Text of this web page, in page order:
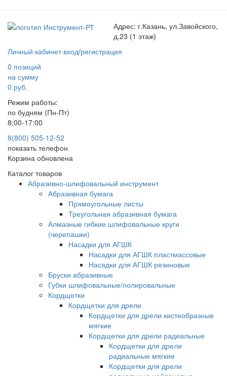
Адрес: г.Казань, ул.Завойского,
д.23 (1 этаж)
Личный кабинет вход/регистрация
0 позиций
на сумму
0 руб.
Режим работы:
по будням (Пн-Пт)
8:00-17:00
8(800) 505-12-52
показать телефон
Корзина обновлена
Каталог товаров
Абразивно-шлифовальный инструмент
Абразивная бумага
Прямоугольные листы
Треугольная абразивная бумага
Алмазные гибкие шлифовальные круги
(черепашки)
Насадки для АГШК
Насадки для АГШК пластмассовые
Насадки для АГШК резиновые
Бруски абразивные
Губки шлифовальные/полировальные
Кордщетки
Кордщетки для дрели
Кордщетки для дрели кистеобразные
мягкие
Кордщетки для дрели радиальные
Кордщетки для дрели
радиальные мягкие
Кордщетки для дрели